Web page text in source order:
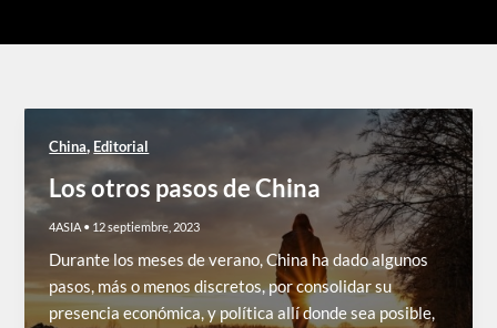
China, Editorial
Los otros pasos de China
4ASIA • 12 septiembre, 2023
Durante los meses de verano, China ha dado algunos
pasos, más o menos discretos, por consolidar su
presencia económica, y política allí donde sea posible,